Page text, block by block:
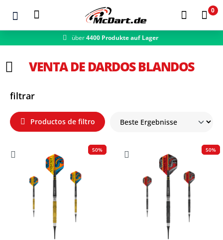
Zum Hauptinhalt springen
0
über4400 Produkte auf Lager
VENTA DE DARDOS BLANDOS
filtrar
Productos de filtro
50% 50%